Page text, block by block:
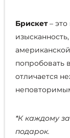
Брискет– это
попробовать
отличается
*К каждому
подарок.